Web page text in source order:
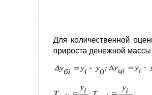
Для количественной
прироста денежной